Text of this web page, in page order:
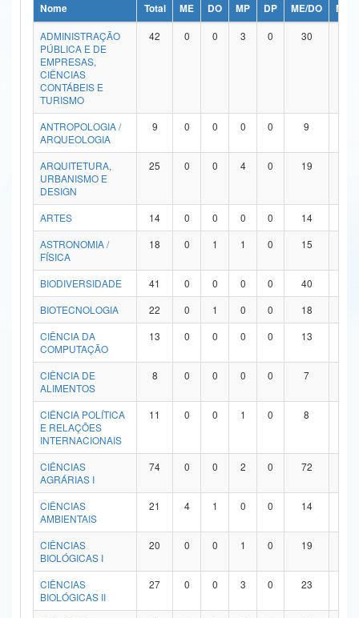
Ministério da Ciência, Tecnologia, Inovações e Comunicações
Ministério do Meio Ambiente
Ministério do Turismo
Ministério do Desenvolvimento Regional
Controladoria-Geral da União
Ministério da Mulher, da Família e dos Direitos Humanos
Secretaria de Governo
Advocacia-Geral da União
Banco Central do Brasil
Nome Total ME DO MP DP ME/DO
MP/
ADMINISTRAÇÃO
PÚBLICA E DE
EMPRESAS,
CIÊNCIAS
CONTÁBEIS E
TURISMO
42 0 0 3 0 30
ANTROPOLOGIA /
ARQUEOLOGIA
9 0 0 0 0 9
ARQUITETURA,
URBANISMO E
DESIGN
25 0 0 4 0 19
ARTES 14 0 0 0 0 14
ASTRONOMIA /
FÍSICA
18 0 1 1 0 15
BIODIVERSIDADE 41 0 0 0 0 40
BIOTECNOLOGIA
22 0 1 0 0 18
CIÊNCIA DA
COMPUTAÇÃO
13 0 0 0 0 13
CIÊNCIA DE
ALIMENTOS
8 0 0 0 0 7
CIÊNCIA POLÍTICA
E RELAÇÕES
INTERNACIONAIS
11 0 0 1 0 8
CIÊNCIAS
AGRÁRIAS I
74 0 0 2 0 72
CIÊNCIAS
AMBIENTAIS
21 4 1 0 0 14
CIÊNCIAS
BIOLÓGICAS I
20 0 0 1 0 19
CIÊNCIAS
BIOLÓGICAS II
27 0 0 3 0 23